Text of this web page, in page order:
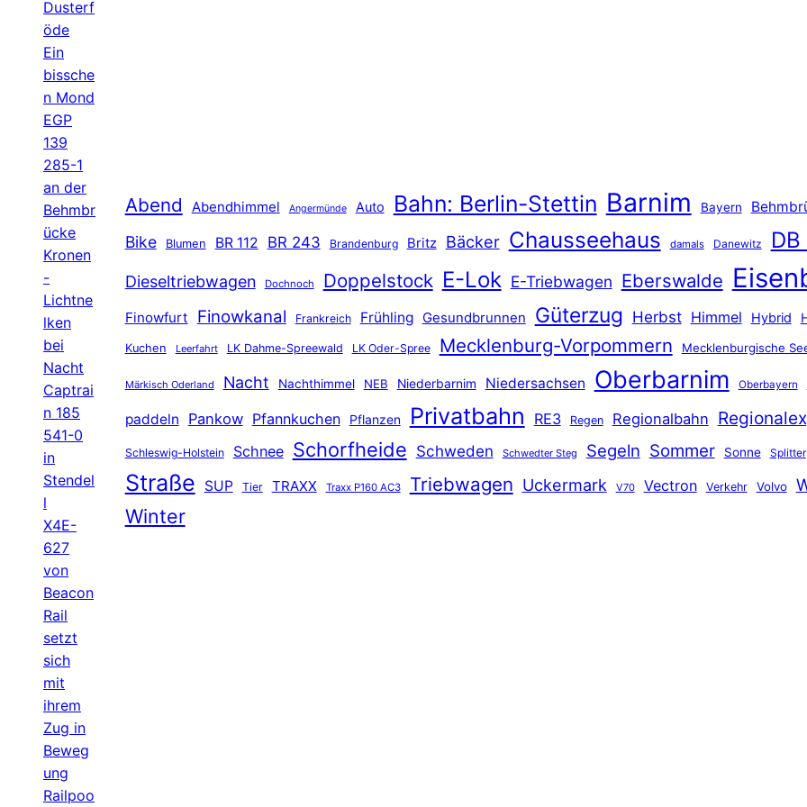
Dusterf
öde
Ein
bissche
n Mond
EGP
139
285-1
an der
Behmbr
ücke
Kronen
-
Lichtne
lken
bei
Nacht
Captrai
n 185
541-0
in
Stendel
l
X4E-
627
von
Beacon
Rail
setzt
sich
mit
ihrem
Zug in
Beweg
ung
Railpoo
Abend Abendhimmel Angermünde Auto Bahn: Berlin-Stettin Barnim Bayern
Bike Blumen BR 112 BR 243 Brandenburg Britz Bäcker Chausseehaus damals Danewitz DB
Dieseltriebwagen Dochnoch Doppelstock E-Lok E-Triebwagen Eberswalde
Finowfurt Finowkanal Frankreich Frühling Gesundbrunnen Güterzug Herbst Himmel Hybrid
Kuchen Leerfahrt LK Dahme-Spreewald LK Oder-Spree Mecklenburg-Vorpommern Mecklenburgische
Märkisch Oderland Nacht Nachthimmel NEB Niederbarnim Niedersachsen Oberbarnim Oberbayern
paddeln Pankow Pfannkuchen Pflanzen Privatbahn RE3 Regen Regionalbahn
Schleswig-Holstein Schnee Schorfheide Schweden Schwedter Steg Segeln Sommer Sonne Splitter
Straße SUP Tier TRAXX Traxx P160 AC3 Triebwagen Uckermark V70 Vectron Verkehr Volvo
Winter